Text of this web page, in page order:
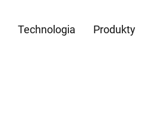
Technologia Produkty